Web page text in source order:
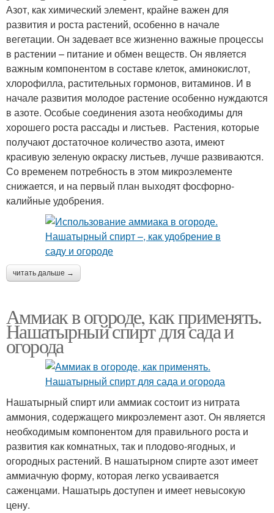
Азот, как химический элемент, крайне важен для
развития и роста растений, особенно в начале
вегетации. Он задевает все жизненно важные процессы
в растении – питание и обмен веществ. Он является
важным компонентом в составе клеток, аминокислот,
хлорофилла, растительных гормонов, витаминов. И в
начале развития молодое растение особенно нуждаются
в азоте. Особые соединения азота необходимы для
хорошего роста рассады и листьев. Растения, которые
получают достаточное количество азота, имеют
красивую зеленую окраску листьев, лучше развиваются.
Со временем потребность в этом микроэлементе
снижается, и на первый план выходят фосфорно-
калийные удобрения.
читать дальше →
Аммиак в огороде, как применять.
Нашатырный спирт для сада и
огорода
Нашатырный спирт или аммиак состоит из нитрата
аммония, содержащего микроэлемент азот. Он является
необходимым компонентом для правильного роста и
развития как комнатных, так и плодово-ягодных, и
огородных растений. В нашатырном спирте азот имеет
аммиачную форму, которая легко усваивается
саженцами. Нашатырь доступен и имеет невысокую
цену.